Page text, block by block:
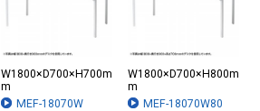
W1800×D700×H700m
m
MEF-18070W
W1800×D700×H800m
m
MEF-18070W80